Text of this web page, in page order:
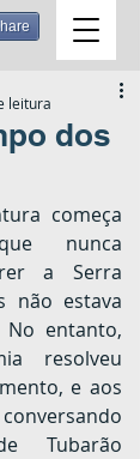
dos
leitura
nunca
a Serra
não estava
No entanto,
resolveu
e aos
Tubarão